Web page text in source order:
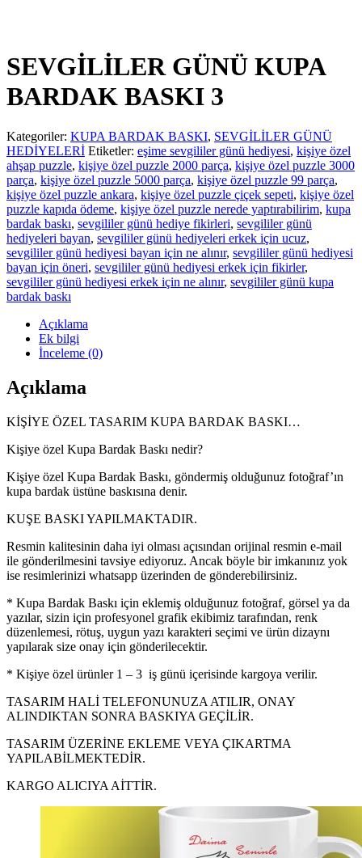
SEVGİLİLER GÜNÜ KUPA
BARDAK BASKI 3
Kategoriler: KUPA BARDAK BASKI, SEVGİLİLER GÜNÜ
HEDİYELERİ Etiketler: eşime sevgililer günü hediyesi, kişiye özel
ahşap puzzle, kişiye özel puzzle 2000 parça, kişiye özel puzzle 3000
parça, kişiye özel puzzle 5000 parça, kişiye özel puzzle 99 parça,
kişiye özel puzzle ankara, kişiye özel puzzle çiçek sepeti, kişiye özel
puzzle kapıda ödeme, kişiye özel puzzle nerede yaptırabilirim, kupa
bardak baskı, sevgililer günü hediye fikirleri, sevgililer günü
hediyeleri bayan, sevgililer günü hediyeleri erkek için ucuz,
sevgililer günü hediyesi bayan için ne alınır, sevgililer günü hediyesi
bayan için öneri, sevgililer günü hediyesi erkek için fikirler,
sevgililer günü hediyesi erkek için ne alınır, sevgililer günü kupa
bardak baskı
Açıklama
Ek bilgi
İnceleme (0)
Açıklama
KİŞİYE ÖZEL TASARIM KUPA BARDAK BASKI…
Kişiye özel Kupa Bardak Baskı nedir?
Kişiye özel Kupa Bardak Baskı, göndermiş olduğunuz fotoğraf’ın
kupa bardak üstüne baskısına denir.
KUŞE BASKI YAPILMAKTADIR.
Resmin kalitesinin daha iyi olması açısından orijinal resmin e-mail
ile gönderilmesini tavsiye ediyoruz. Ancak böyle bir imkanınız yok
ise resimlerinizi whatsapp üzerinden de gönderebilirsiniz.
* Kupa Bardak Baskı için eklemiş olduğunuz fotoğraf, görsel ya da
yazılar, sizin için profesyonel grafik ekibimiz tarafından, renk
düzenlemesi, rötuş, uygun yazı karakteri seçimi ve ürün dizaynı
yapılarak size onay için gönderilecektir.
* Kişiye özel ürünler 1 – 3 iş günü içerisinde kargoya verilir.
TASARIM HALİ TELEFONUNUZA ATILIR, ONAY
ALINDIKTAN SONRA BASKIYA GEÇİLİR.
TASARIM ÜZERİNE EKLEME VEYA ÇIKARTMA
YAPILABİLMEKTEDİR.
KARGO ALICIYA AİTTİR.